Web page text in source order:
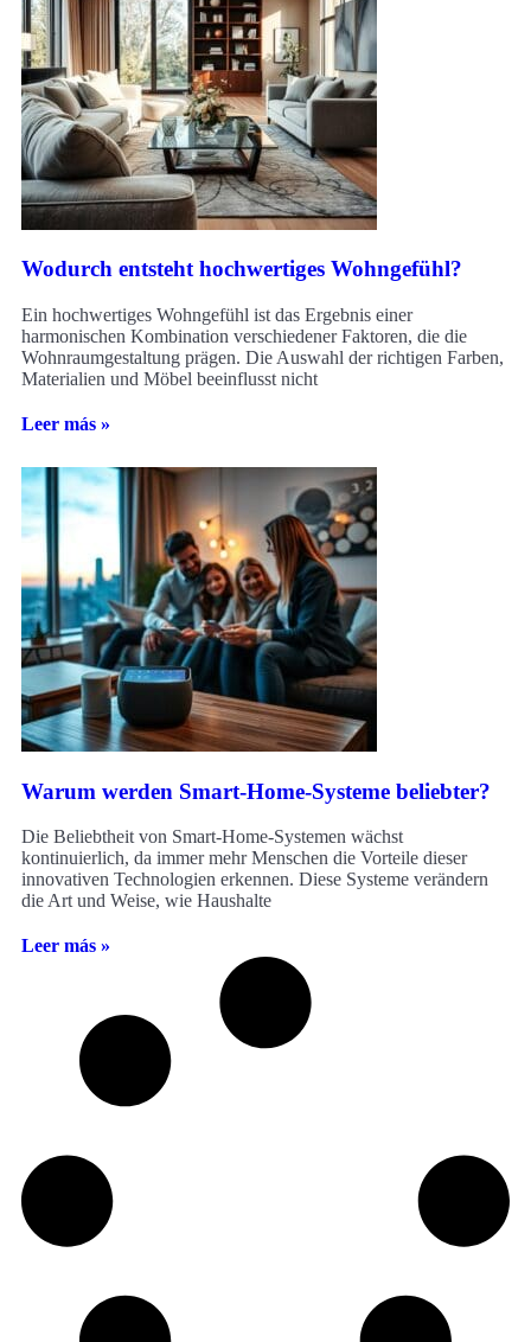
Wodurch entsteht hochwertiges Wohngefühl?
Ein hochwertiges Wohngefühl ist das Ergebnis einer
harmonischen Kombination verschiedener Faktoren, die die
Wohnraumgestaltung prägen. Die Auswahl der richtigen Farben,
Materialien und Möbel beeinflusst nicht
Leer más »
Warum werden Smart-Home-Systeme beliebter?
Die Beliebtheit von Smart-Home-Systemen wächst
kontinuierlich, da immer mehr Menschen die Vorteile dieser
innovativen Technologien erkennen. Diese Systeme verändern
die Art und Weise, wie Haushalte
Leer más »